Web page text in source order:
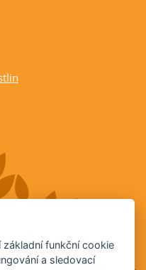
funkční cookie
a sledovací